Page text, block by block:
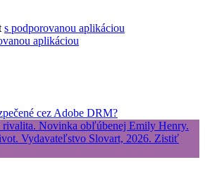
s podporovanou aplikáciou
aplikáciou
cez Adobe DRM?